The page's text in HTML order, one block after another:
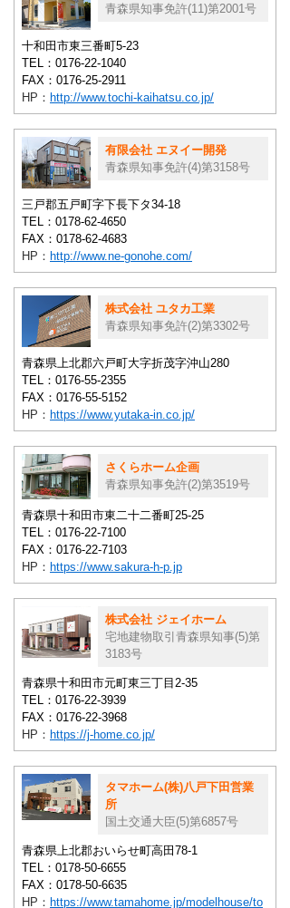
青森県知事免許(11)第2001号
十和田市東三番町5-23
TEL：0176-22-1040
FAX：0176-25-2911
HP： http://www.tochi-kaihatsu.co.jp/
有限会社 エヌイー開発
青森県知事免許(4)第3158号
三戸郡五戸町字下長下タ34-18
TEL：0178-62-4650
FAX：0178-62-4683
HP： http://www.ne-gonohe.com/
株式会社 ユタカ工業
青森県知事免許(2)第3302号
青森県上北郡六戸町大字折茂字沖山280
TEL：0176-55-2355
FAX：0176-55-5152
HP： https://www.yutaka-in.co.jp/
さくらホーム企画
青森県知事免許(2)第3519号
青森県十和田市東二十二番町25-25
TEL：0176-22-7100
FAX：0176-22-7103
HP： https://www.sakura-h-p.jp
株式会社 ジェイホーム
宅地建物取引青森県知事(5)第
3183号
青森県十和田市元町東三丁目2-35
TEL：0176-22-3939
FAX：0176-22-3968
HP： https://j-home.co.jp/
タマホーム(株)八戸下田営業
所
国土交通大臣(5)第6857号
青森県上北郡おいらせ町高田78-1
TEL：0178-50-6655
FAX：0178-50-6635
HP： https://www.tamahome.jp/modelhouse/to